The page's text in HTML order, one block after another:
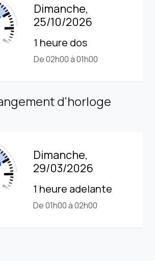
Dimanche,
25/10/2026
1 heure dos
De 02h00 à 01h00
d'horloge
Dimanche,
29/03/2026
1 heure adelante
De 01h00 à 02h00